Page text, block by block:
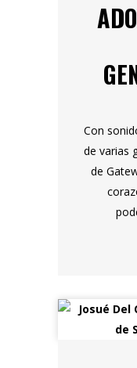
Con
de varias
de